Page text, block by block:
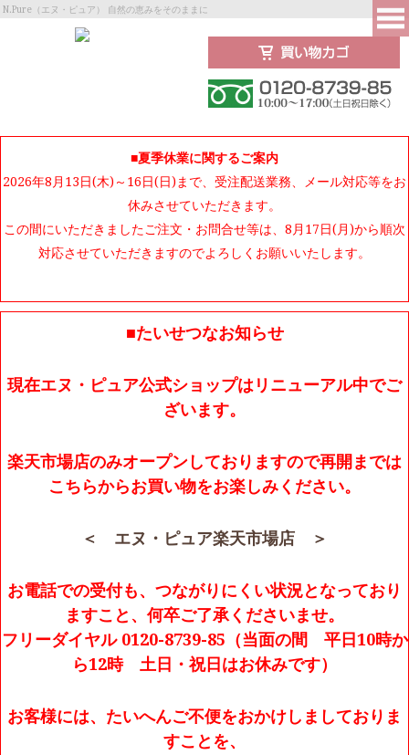
N.Pure（エヌ・ピュア） 自然の恵みをそのままに
■夏季休業に関するご案内
2026年8月13日(木)～16日(日)まで、受注配送業務、メール対応等をお
休みさせていただきます。
この間にいただきましたご注文・お問合せ等は、8月17日(月)から順次
対応させていただきますのでよろしくお願いいたします。
■たいせつなお知らせ
現在エヌ・ピュア公式ショップはリニューアル中でご
ざいます。
楽天市場店のみオープンしておりますので再開までは
こちらからお買い物をお楽しみください。
＜ エヌ・ピュア楽天市場店 ＞
お電話での受付も、つながりにくい状況となっており
ますこと、何卒ご了承くださいませ。
フリーダイヤル 0120-8739-85（当面の間 平日10時か
ら12時 土日・祝日はお休みです）
お客様には、たいへんご不便をおかけしましておりま
すことを、